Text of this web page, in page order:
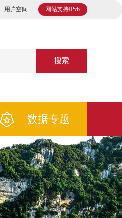
网站支持IPv6
用户空间
搜索
数据专题